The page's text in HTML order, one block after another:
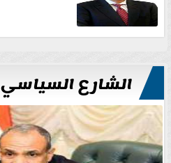
الشارع السياسي